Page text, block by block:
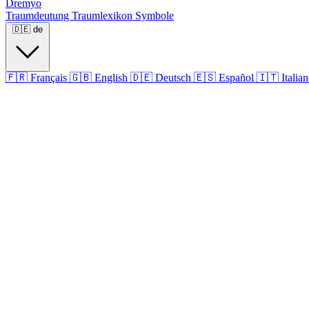
Dremyo
Traumdeutung Traumlexikon Symbole
🇩🇪 de
🇫🇷 Français 🇬🇧 English 🇩🇪 Deutsch 🇪🇸 Español 🇮🇹